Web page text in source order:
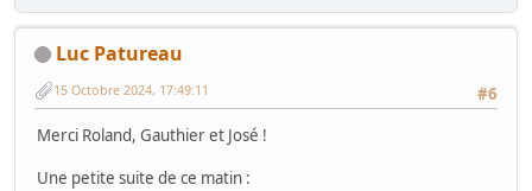
Luc Patureau
#6
15 Octobre 2024, 17:49:11
Merci Roland, Gauthier et José !
Une petite suite de ce matin :